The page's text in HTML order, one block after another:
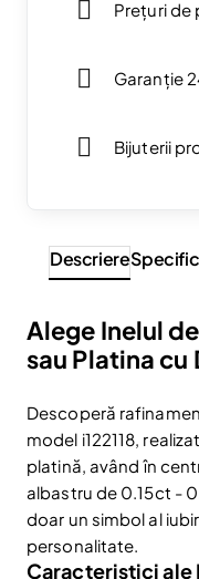
Prețuri
Garanție
Bijuterii
Descriere
Alege Inelul
sau Platina
Descoperă
model i122118,
platină, având în
albastru de 0.15ct -
doar un simbol al
personalitate.
Caracteristici ale